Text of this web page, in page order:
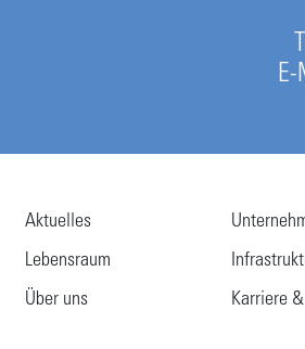
E-
Aktuelles
Lebensraum
Über uns
Karriere